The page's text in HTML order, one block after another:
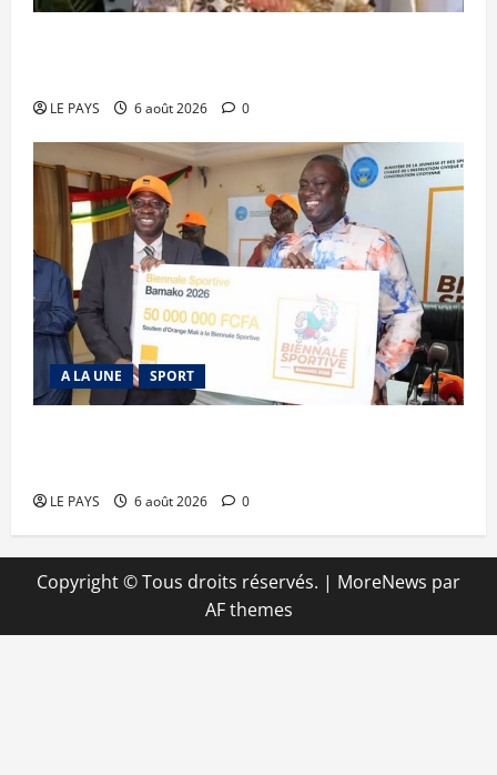
LE PAYS 6 août 2026 0
A LA UNE SPORT
LE PAYS 6 août 2026 0
Copyright © Tous droits réservés. | MoreNews par
AF themes